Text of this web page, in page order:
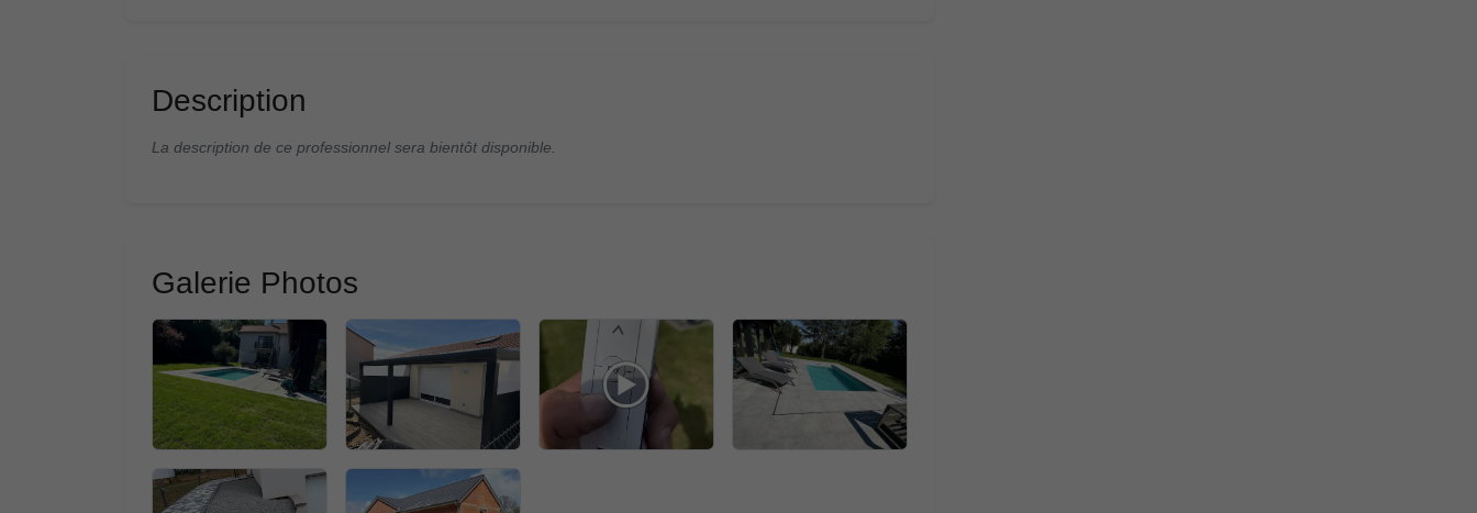
Description
La description de ce professionnel sera bientôt disponible.
Galerie Photos